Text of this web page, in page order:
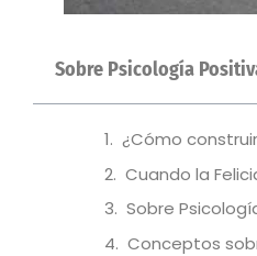
Sobre Psicología
¿Cómo
Cuando la
Sobre
Conceptos